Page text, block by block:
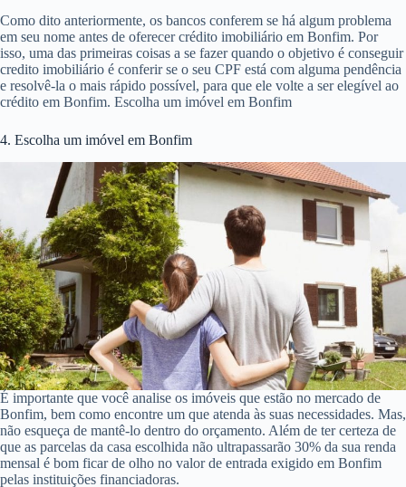
Como dito anteriormente, os bancos conferem se há algum problema
em seu nome antes de oferecer crédito imobiliário em Bonfim. Por
isso, uma das primeiras coisas a se fazer quando o objetivo é conseguir
credito imobiliário é conferir se o seu CPF está com alguma pendência
e resolvê-la o mais rápido possível, para que ele volte a ser elegível ao
crédito em Bonfim. Escolha um imóvel em Bonfim
4. Escolha um imóvel em Bonfim
É importante que você analise os imóveis que estão no mercado de
Bonfim, bem como encontre um que atenda às suas necessidades. Mas,
não esqueça de mantê-lo dentro do orçamento. Além de ter certeza de
que as parcelas da casa escolhida não ultrapassarão 30% da sua renda
mensal é bom ficar de olho no valor de entrada exigido em Bonfim
pelas instituições financiadoras.